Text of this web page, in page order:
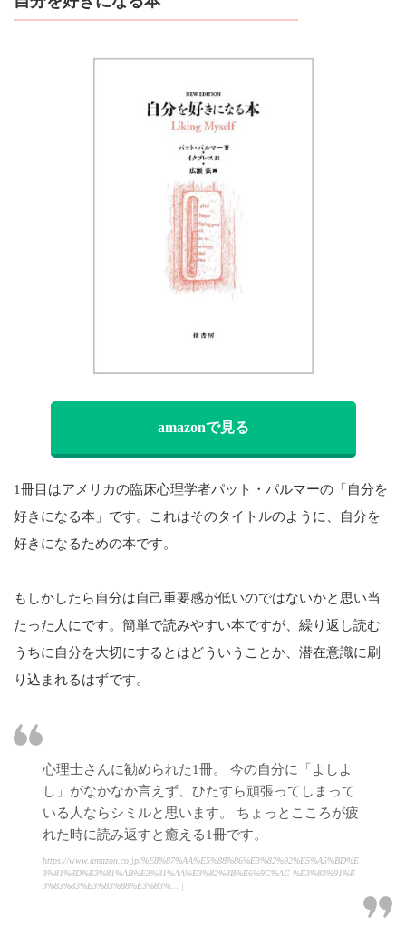
amazonで見る
1冊目はアメリカの臨床心理学者パット・パルマーの「自分を
好きになる本」です。これはそのタイトルのように、自分を
好きになるための本です。
もしかしたら自分は自己重要感が低いのではないかと思い当
たった人にです。簡単で読みやすい本ですが、繰り返し読む
うちに自分を大切にするとはどういうことか、潜在意識に刷
り込まれるはずです。
心理士さんに勧められた1冊。 今の自分に「よしよ
し」がなかなか言えず、ひたすら頑張ってしまって
いる人ならシミルと思います。 ちょっとこころが疲
れた時に読み返すと癒える1冊です。
https://www.amazon.co.jp/%E8%87%AA%E5%88%86%E3%82%92%E5%A5%BD%E
3%81%8D%E3%81%AB%E3%81%AA%E3%82%8B%E6%9C%AC-%E3%83%91%E
3%83%83%E3%83%88%E3%83%... |